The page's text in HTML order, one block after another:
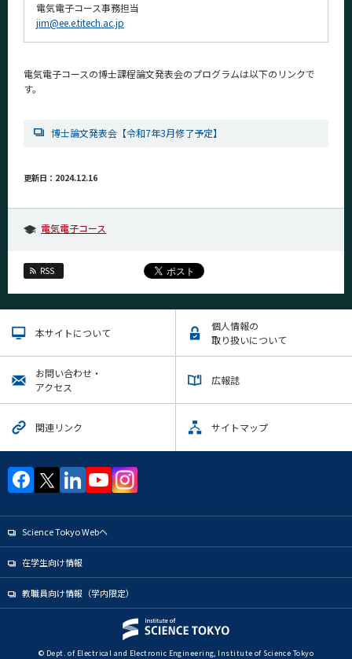
電気電子コース事務担当
jim@ee.e.titech.ac.jp
電気電子コースの博士課程論文発表会のプログラムは以下のリンクで
す。
博士論文発表会【令和7年3月修了予定】
更新日：2024.12.16
電気電子コース
RSS
本サイトについて
個人情報の
取り扱いについて
お問い合わせ・
アクセス
広報誌
関連リンク サイトマップ
Science Tokyo Webヘ
在学生向け情報
教職員向け情報（学内限定）
© Dept. of Electrical and Electronic Engineering, Institute of Science Tokyo
Event Calendar
学内向け情報